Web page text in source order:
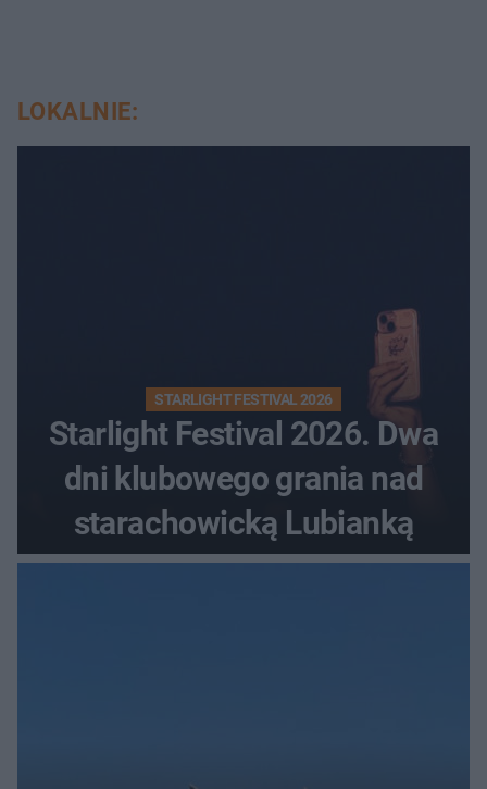
LOKALNIE:
STARLIGHT FESTIVAL 2026
Starlight Festival 2026. Dwa
dni klubowego grania nad
starachowicką Lubianką